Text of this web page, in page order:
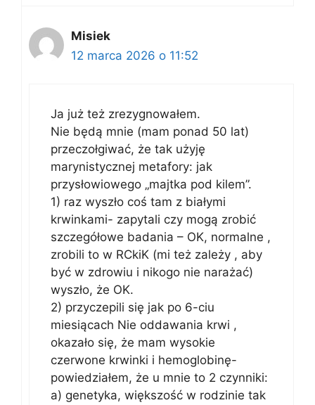
Misiek
12 marca 2026 o 11:52
Ja już też zrezygnowałem.
Nie będą mnie (mam ponad 50 lat)
przeczołgiwać, że tak użyję
marynistycznej metafory: jak
przysłowiowego „majtka pod kilem”.
1) raz wyszło coś tam z białymi
krwinkami- zapytali czy mogą zrobić
szczegółowe badania – OK, normalne ,
zrobili to w RCkiK (mi też zależy , aby
być w zdrowiu i nikogo nie narażać)
wyszło, że OK.
2) przyczepili się jak po 6-ciu
miesiącach Nie oddawania krwi ,
okazało się, że mam wysokie
czerwone krwinki i hemoglobinę-
powiedziałem, że u mnie to 2 czynniki:
a) genetyka, większość w rodzinie tak